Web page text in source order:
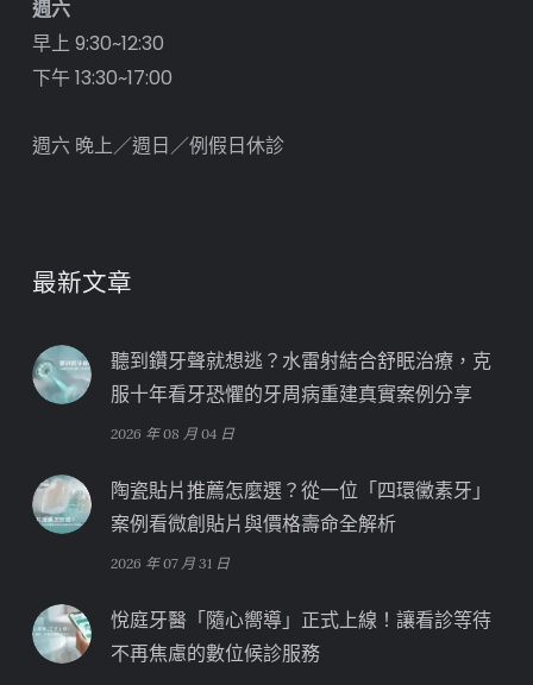
週六
早上 9:30~12:30
下午 13:30~17:00
週六 晚上／週日／例假日休診
最新文章
聽到鑽牙聲就想逃？水雷射結合舒眠治療，克
服十年看牙恐懼的牙周病重建真實案例分享
2026 年 08 月 04 日
陶瓷貼片推薦怎麼選？從一位「四環黴素牙」
案例看微創貼片與價格壽命全解析
2026 年 07 月 31 日
悅庭牙醫「隨心嚮導」正式上線！讓看診等待
不再焦慮的數位候診服務